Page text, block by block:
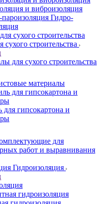
и виброизоляция
Гидро-
строительства
для сухого строительства
материалы
гипсокартона и
для
работ и выравнивания
Гидроизоляция